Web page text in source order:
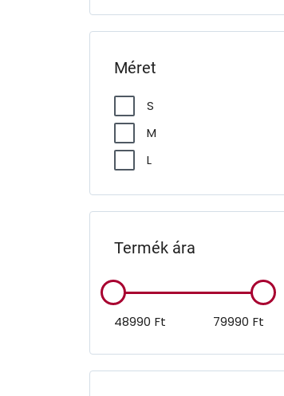
Méret
S
M
L
Termék ára
48990 Ft 79990 Ft